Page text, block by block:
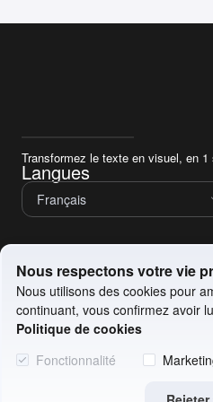
Transformez le texte en visuel, en 1
Langues
Français
Service
Politique de confidentialité
Conditions d'utilisation
Politique de cookies
Nous contacter
Email :service@picdoc.cn
©2018 Chuangkit (Hong Kong) Ltd.
Nous respectons votre vie
Nous utilisons des cookies pour
continuant, vous confirmez avoir
Politique de cookies
Fonctionnalité